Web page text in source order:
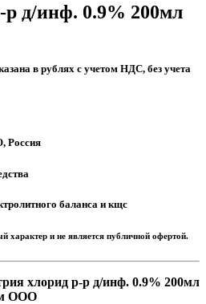
р д/инф. 0.9% 200мл
в рублях с учетом НДС, без учета
Россия
баланса и кщс
характер и не является публичной офертой.
хлорид р-р д/инф. 0.9% 200мл
ООО